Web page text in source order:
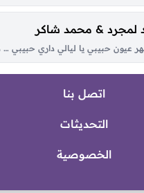
كبّر حيدر حيدر بيّن عزم
لمجرد & محمد شاكر
عيون حبيبي يا ليالي داري حبيبي
اتصل بنا
التحديثات
الخصوصية